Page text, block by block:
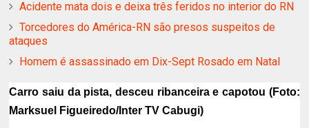
Acidente mata dois e deixa três feridos no interior do RN
Torcedores do América-RN são presos suspeitos de
ataques
Homem é assassinado em Dix-Sept Rosado em Natal
Carro saiu da pista, desceu ribanceira e capotou (Foto:
Marksuel Figueiredo/Inter TV Cabugi)